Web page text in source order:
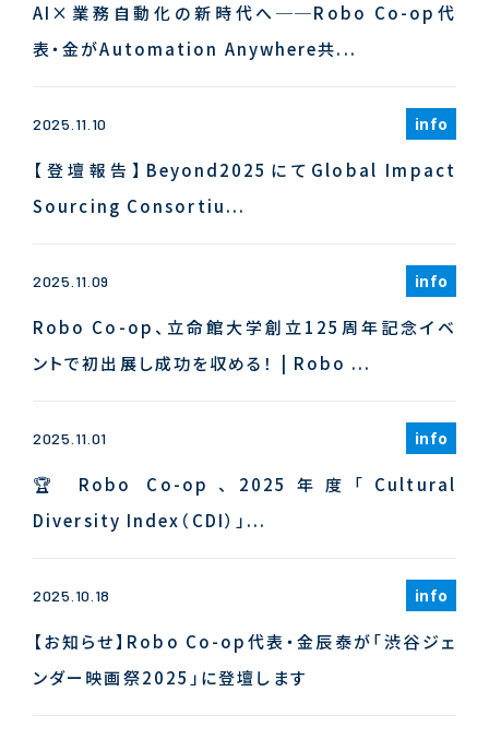
AI×業務自動化の新時代へ──Robo Co-op代
表・金がAutomation Anywhere共...
2025.11.10 info
【登壇報告】Beyond2025にてGlobal Impact
Sourcing Consortiu...
2025.11.09 info
Robo Co-op、立命館大学創立125周年記念イベ
ントで初出展し成功を収める！ | Robo ...
2025.11.01 info
🏆 Robo Co-op、2025年度「Cultural
Diversity Index（CDI）」...
2025.10.18 info
【お知らせ】Robo Co-op代表・金辰泰が「渋谷ジェ
ンダー映画祭2025」に登壇します